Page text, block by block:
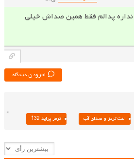
پدالم فقط همین صداش خیلی
افزودن دیدگاه
لنت ترمز و صدای آب ترمز پراید 132